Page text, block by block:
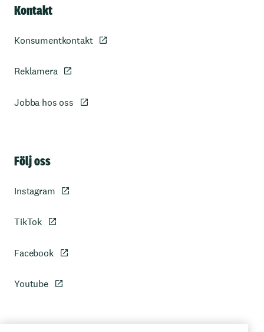
Kontakt
Konsumentkontakt
Reklamera
Jobba hos oss
Följ oss
Instagram
TikTok
Facebook
Youtube